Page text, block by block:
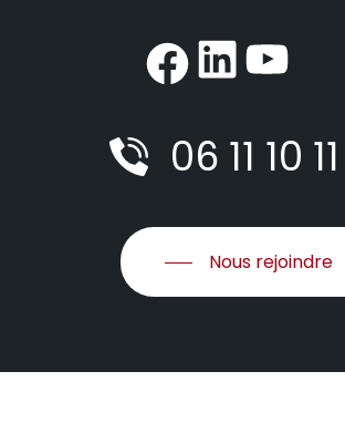
#
06 11 10
Nous rejoindre